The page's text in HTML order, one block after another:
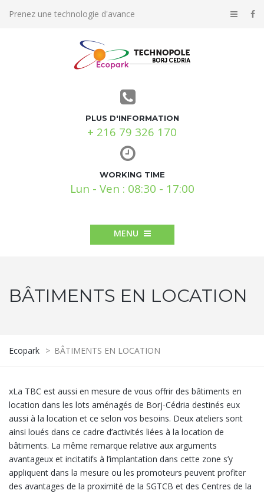
Prenez une technologie d'avance
PLUS D'INFORMATION
+ 216 79 326 170
WORKING TIME
Lun - Ven : 08:30 - 17:00
MENU
BÂTIMENTS EN LOCATION
Ecopark > BÂTIMENTS EN LOCATION
xLa TBC est aussi en mesure de vous offrir des bâtiments en
location dans les lots aménagés de Borj-Cédria destinés eux
aussi à la location et ce selon vos besoins. Deux ateliers sont
ainsi loués dans ce cadre d’activités liées à la location de
bâtiments. La même remarque relative aux arguments
avantageux et incitatifs à l’implantation dans cette zone s’y
appliquent dans la mesure ou les promoteurs peuvent profiter
des avantages de la proximité de la SGTCB et des Centres de la